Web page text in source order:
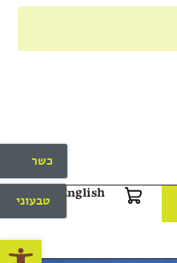
English
כשר
טבעוני